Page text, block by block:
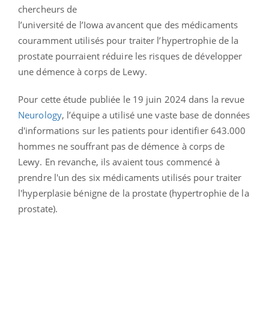
chercheurs de
l’université de l’Iowa avancent que des médicaments
couramment utilisés pour traiter l’hypertrophie de la
prostate pourraient réduire les risques de développer
une démence à corps de Lewy.
Pour cette étude publiée le 19 juin 2024 dans la revue
Neurology, l’équipe a utilisé une vaste base de données
d'informations sur les patients pour identifier 643.000
hommes ne souffrant pas de démence à corps de
Lewy. En revanche, ils avaient tous commencé à
prendre l'un des six médicaments utilisés pour traiter
l'hyperplasie bénigne de la prostate (hypertrophie de la
prostate).